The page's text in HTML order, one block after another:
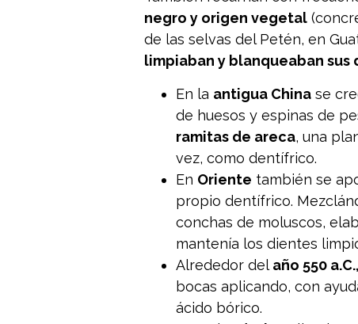
negro y origen vegetal
de las selvas del Petén, en
limpiaban y blanqueaban sus
En la antigua China se
de huesos y espinas de
ramitas de areca, una
vez, como dentífrico.
En Oriente también se
propio dentífrico.
conchas de moluscos,
mantenía los dientes
Alrededor del año 550
bocas aplicando, con
ácido bórico.